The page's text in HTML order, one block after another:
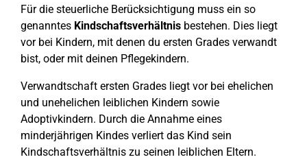
Für die steuerliche Berücksichtigung muss ein so
genanntes Kindschaftsverhältnis bestehen. Dies liegt
vor bei Kindern, mit denen du ersten Grades verwandt
bist, oder mit deinen Pflegekindern.
Verwandtschaft ersten Grades liegt vor bei ehelichen
und unehelichen leiblichen Kindern sowie
Adoptivkindern. Durch die Annahme eines
minderjährigen Kindes verliert das Kind sein
Kindschaftsverhältnis zu seinen leiblichen Eltern.